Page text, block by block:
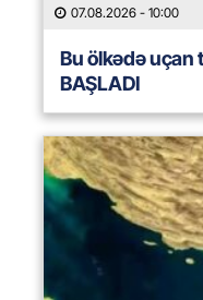
07.08.2026 - 10:00
Bu ölkədə uçan
BAŞLADI